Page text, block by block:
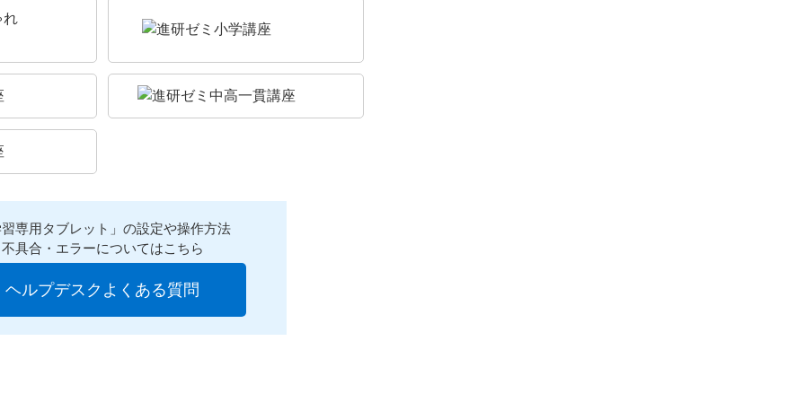
専用タブレット」の設定や操作方法
不具合・エラーについてはこちら
ヘルプデスクよくある質問